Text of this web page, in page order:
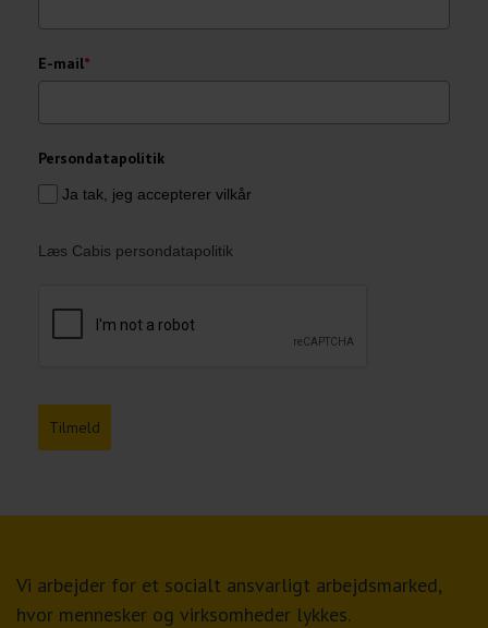
E-mail*
Persondatapolitik
Ja tak, jeg accepterer vilkår
Læs Cabis persondatapolitik
Tilmeld
Vi arbejder for et socialt ansvarligt arbejdsmarked,
hvor mennesker og virksomheder lykkes.